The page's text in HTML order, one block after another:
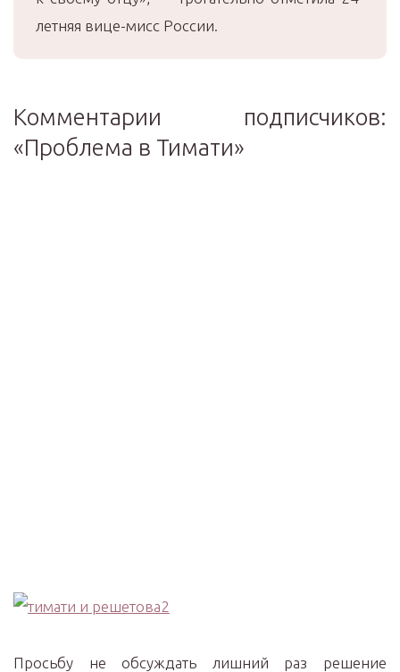
летняя вице-мисс России.
Комментарии подписчиков:
«Проблема в Тимати»
Просьбу не обсуждать лишний раз решение